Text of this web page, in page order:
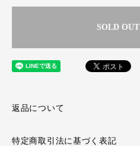
SOLD OUT
返品について
特定商取引法に基づく表記